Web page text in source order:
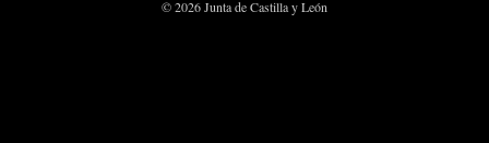
© 2026 Junta de Castilla y León